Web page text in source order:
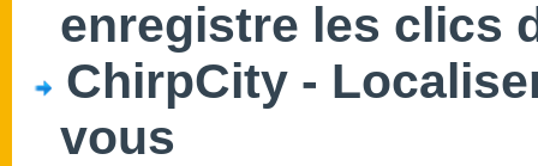
enregistre les clics
ChirpCity -
vous